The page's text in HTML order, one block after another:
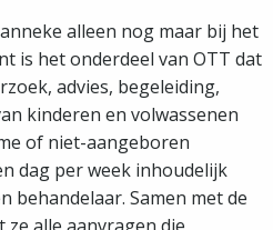
alleen nog maar bij het
is het onderdeel van OTT dat
advies, begeleiding,
kinderen en volwassenen
of niet-aangeboren
dag per week inhoudelijk
behandelaar. Samen met de